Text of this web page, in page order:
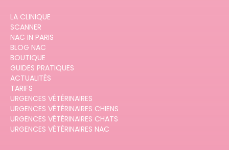
LA CLINIQUE
SCANNER
NAC IN PARIS
BLOG NAC
BOUTIQUE
GUIDES PRATIQUES
ACTUALITÉS
TARIFS
URGENCES VÉTÉRINAIRES
URGENCES VÉTÉRINAIRES CHIENS
URGENCES VÉTÉRINAIRES CHATS
URGENCES VÉTÉRINAIRES NAC